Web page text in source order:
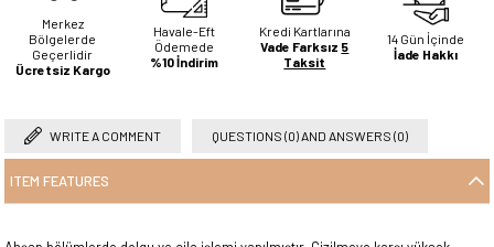
Merkez
Bölgelerde
Geçerlidir
Ücretsiz Kargo
Havale-Eft
Ödemede
%10 İndirim
Kredi Kartlarına
Vade Farksız 5
Taksit
14 Gün İçinde
İade Hakkı
WRITE A COMMENT QUESTIONS (0) AND ANSWERS (0)
ITEM FEATURES